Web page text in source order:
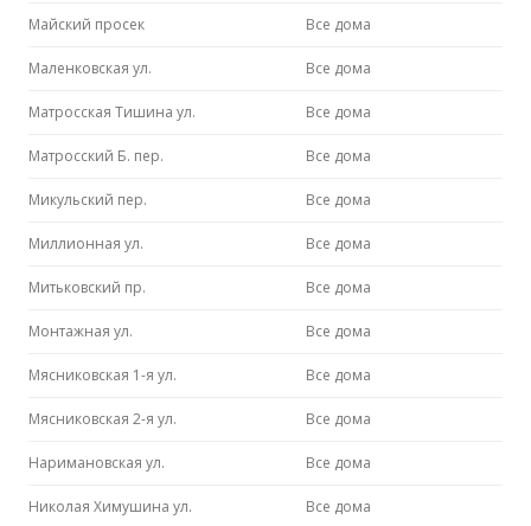
Майский просек Все дома
Маленковская ул. Все дома
Матросская Тишина ул. Все дома
Матросский Б. пер. Все дома
Микульский пер. Все дома
Миллионная ул. Все дома
Митьковский пр. Все дома
Монтажная ул. Все дома
Мясниковская 1-я ул. Все дома
Мясниковская 2-я ул. Все дома
Наримановская ул. Все дома
Николая Химушина ул. Все дома